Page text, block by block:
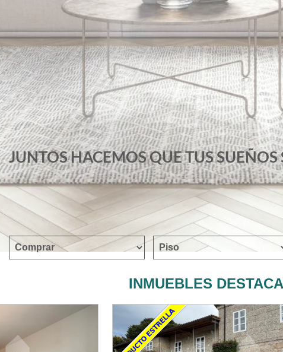
JUNTOS HACEMOS QUE TUS
INMUEBLES